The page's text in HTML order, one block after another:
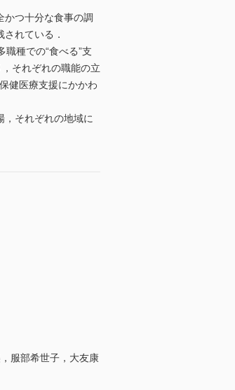
つ十分な食事の調
れている．
種での“食べる”支
それぞれの職能の立
健医療支援にかかわ
それぞれの地域に
服部希世子，大友康